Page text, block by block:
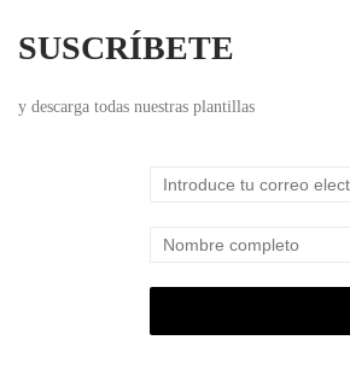
SUSCRÍBETE
y descarga todas nuestras plantillas